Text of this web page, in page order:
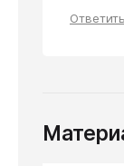
Ответить